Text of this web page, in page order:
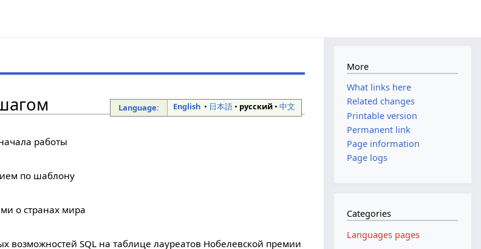
Language: English • 日本語 • русский •中文
работы
по шаблону
о странах мира
возможностей SQL на таблице лауреатов Нобелевской премии
More
What links here
Related changes
Printable version
Permanent link
Page information
Page logs
Categories
Languages pages